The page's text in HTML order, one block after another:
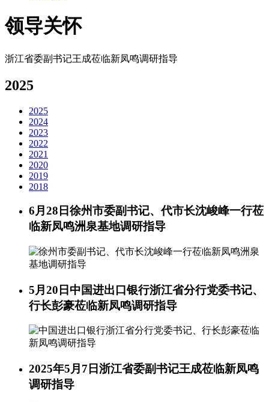
领导关怀
浙江省委副书记王成莅临新凤鸣调研指导
2025
2025
2024
2023
2022
2021
2020
2019
2018
6月28日徐州市委副书记、代市长沈峻峰一行莅
临新凤鸣洲泉基地调研指导
5月20日 中国进出口银行浙江省分行党委书记、
行长彭豪莅临新凤鸣调研指导
2025年5月7日浙江省委副书记王成莅临新凤鸣
调研指导